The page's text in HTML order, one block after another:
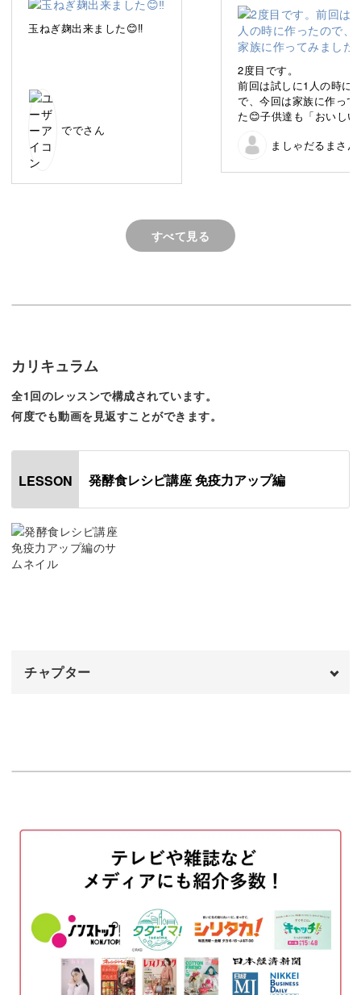
グラタンに通常使われるホワイトソースを、「酒粕ホワイ
トソース」に変えて作っていきます。
この酒粕ホワイトソースの作り方を覚えると、様々な料理
にアレンジすることができますよ♪
日常的に使える料理に発酵食品を取り入れることで、無理
なくヘルシーな食生活を送ることができます。
ぜひ一度試してみてくださいね。
力が備わっています。
下してしまいます。
そんな免疫力の鍵を握っているのは腸であり、腸内の悪玉
そのため、腸内環境を整えることは、免疫力アップと健康
のためにとても重要。
腸内の善玉菌を増やすためには善玉菌の餌になる発酵食品
玉ねぎ麹出来ました😊‼️
ででさん
2度目です。
前回は試しに1人の時に
で、今回は家族に作って
た😊子供達も「おいし
た😅家族分作ったら酒
トーストに乗せて食べて
ましゃだるまさん
すべて見る
カリキュラム
全1回のレッスンで構成されています。
何度でも動画を見返すことができます。
LESSON 発酵食レシピ講座 免疫力アップ編
チャプター
玉ねぎ塩麹の作り方
酒粕ペーストの作り方
酒粕豆乳グラタンの作り方 16:19
完成♪